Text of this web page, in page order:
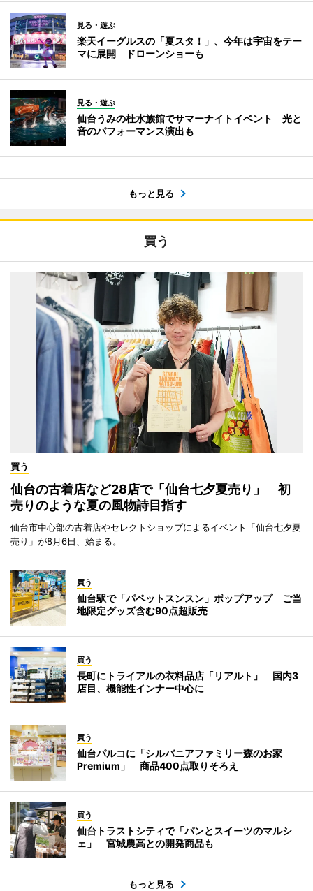
見る・遊ぶ
楽天イーグルスの「夏スタ！」、今年は宇宙をテー
マに展開 ドローンショーも
見る・遊ぶ
仙台うみの杜水族館でサマーナイトイベント 光と
音のパフォーマンス演出も
もっと見る
買う
買う
仙台の古着店など28店で「仙台七夕夏売り」 初
売りのような夏の風物詩目指す
仙台市中心部の古着店やセレクトショップによるイベント「仙台七夕夏
売り」が8月6日、始まる。
買う
仙台駅で「パペットスンスン」ポップアップ ご当
地限定グッズ含む90点超販売
買う
長町にトライアルの衣料品店「リアルト」 国内3
店目、機能性インナー中心に
買う
仙台パルコに「シルバニアファミリー森のお家
Premium」 商品400点取りそろえ
買う
仙台トラストシティで「パンとスイーツのマルシ
ェ」 宮城農高との開発商品も
もっと見る